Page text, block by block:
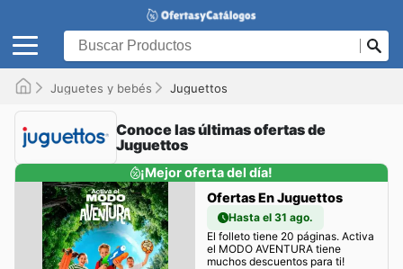
Juguetes y bebés Juguettos
Conoce las últimas ofertas de
Juguettos
¡Mejor oferta del día!
Ofertas En Juguettos
Hasta el 31 ago.
El folleto tiene 20 páginas. Activa
el MODO AVENTURA tiene
muchos descuentos para ti!